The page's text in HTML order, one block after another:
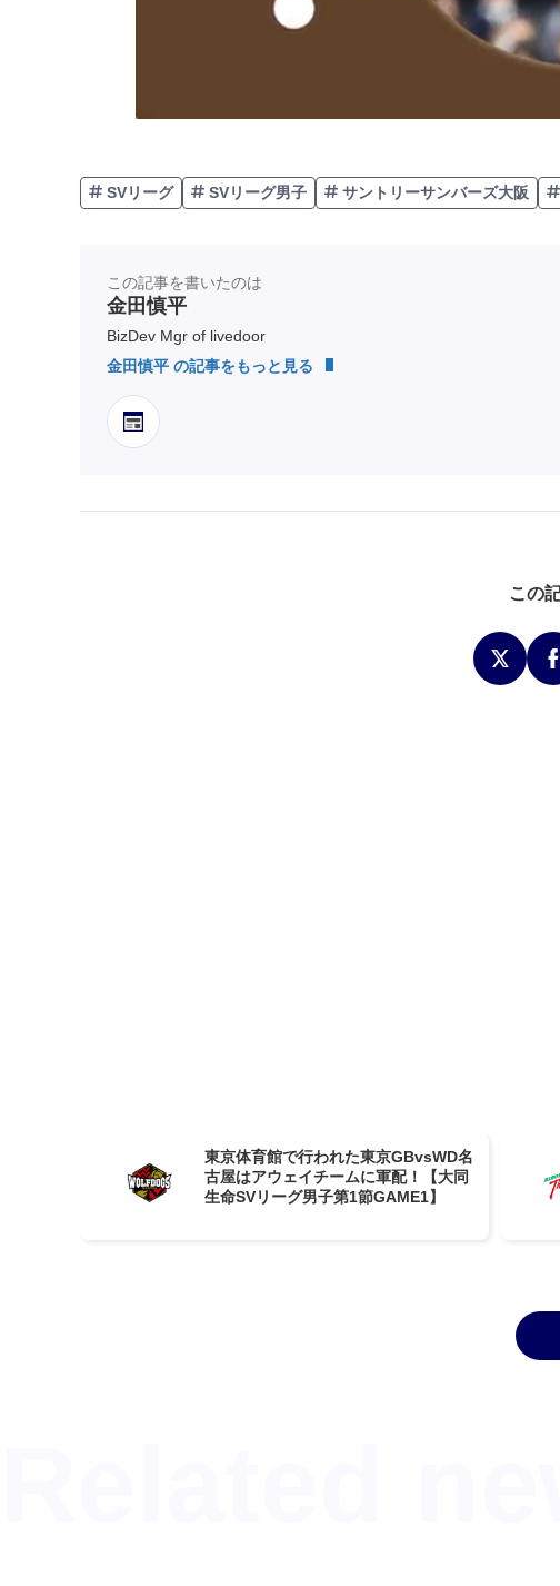
SVリーグ SVリーグ男子 サントリーサンバーズ大阪
この記事を書いたのは
金田慎平
BizDev Mgr of livedoor
金田慎平 の記事をもっと見る
この
東京体育館で行われた東京GBvsWD名
古屋はアウェイチームに軍配！【大同
生命SVリーグ男子第1節GAME1】